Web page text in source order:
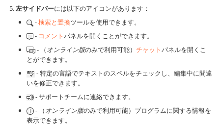
左サイドバーには以下のアイコンがあります：
-検索と置換ツールを使用できます。
- コメントパネルを開くことができます。
- （オンライン版のみで利用可能） チャットパネルを開くこ
とができます。
- 特定の言語でテキストのスペルをチェックし、編集中に間違
いを修正できます。
- サポートチームに連絡できます。
- （オンライン版のみで利用可能）プログラムに関する情報を
表示できます。